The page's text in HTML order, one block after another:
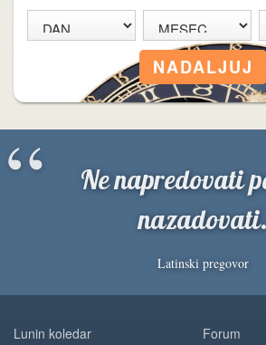
Ne napredovati
nazadovati.
Latinski pregovor
“
Lunin koledar
Forum